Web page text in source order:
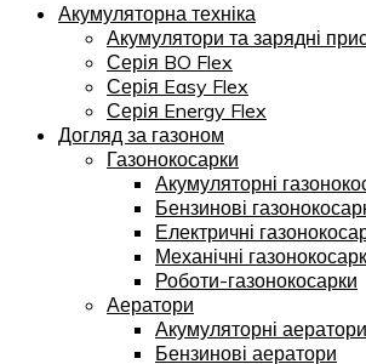
Акумуляторна техніка
Акумулятори та зарядні
Серія BO Flex
Серія Easy Flex
Серія Energy Flex
Догляд за газоном
Газонокосарки
Акумуляторні
Бензинові
Електричні
Механічні
Роботи-газонокосарки
Аератори
Акумуляторні аератори
Бензинові аератори